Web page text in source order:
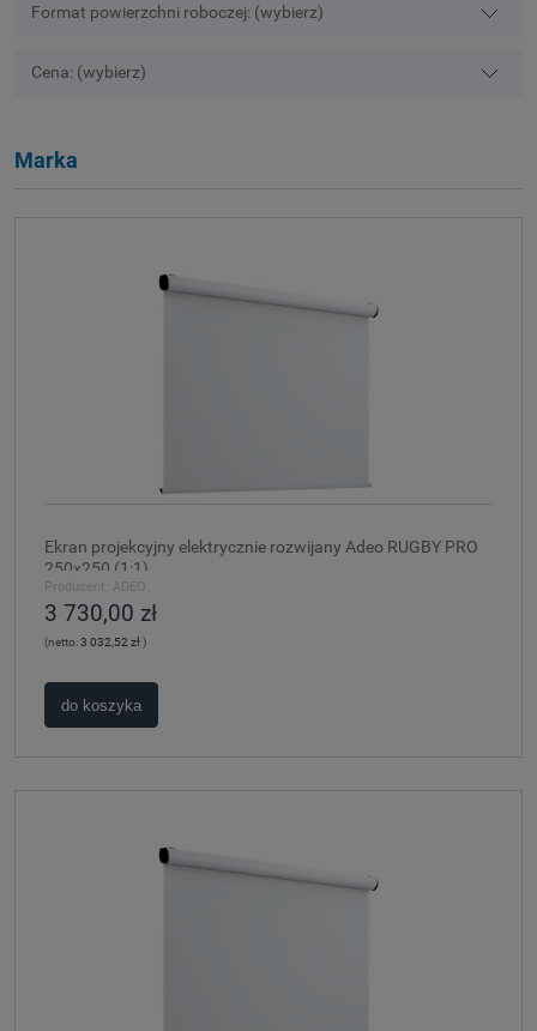
Format powierzchni roboczej: (wybierz)
Cena: (wybierz)
Marka
Ekran projekcyjny elektrycznie rozwijany Adeo RUGBY PRO
250x250 (1:1)
Producent: ADEO
3 730,00 zł
(netto:3 032,52 zł)
do koszyka